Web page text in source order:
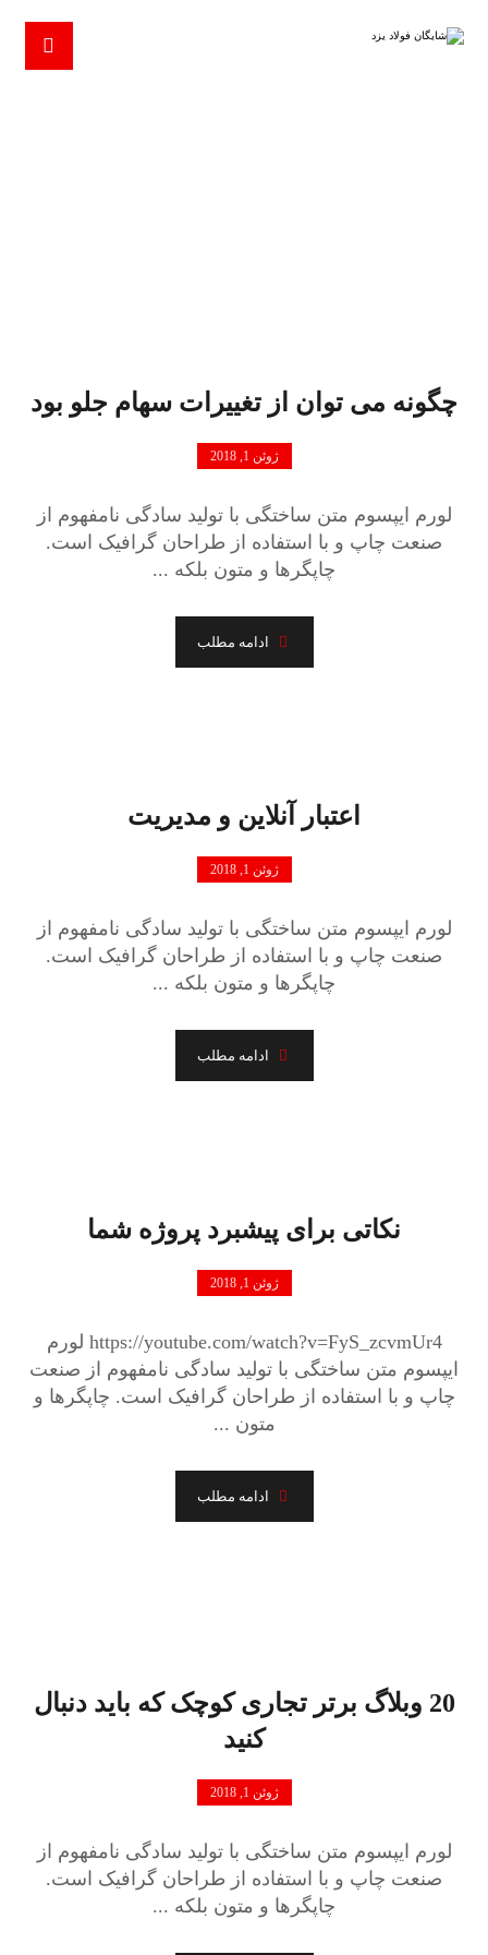
چگونه می توان از تغییرات سهام جلو بود
ژوئن 1, 2018
لورم ایپسوم متن ساختگی با تولید سادگی نامفهوم از
صنعت چاپ و با استفاده از طراحان گرافیک است.
چاپگرها و متون بلکه ...
ادامه مطلب
اعتبار آنلاین و مدیریت
ژوئن 1, 2018
لورم ایپسوم متن ساختگی با تولید سادگی نامفهوم از
صنعت چاپ و با استفاده از طراحان گرافیک است.
چاپگرها و متون بلکه ...
ادامه مطلب
نکاتی برای پیشبرد پروژه شما
ژوئن 1, 2018
https://youtube.com/watch?v=FyS_zcvmUr4 لورم
ایپسوم متن ساختگی با تولید سادگی نامفهوم از صنعت
چاپ و با استفاده از طراحان گرافیک است. چاپگرها و
متون ...
ادامه مطلب
20 وبلاگ برتر تجاری کوچک که باید دنبال
کنید
ژوئن 1, 2018
لورم ایپسوم متن ساختگی با تولید سادگی نامفهوم از
صنعت چاپ و با استفاده از طراحان گرافیک است.
چاپگرها و متون بلکه ...